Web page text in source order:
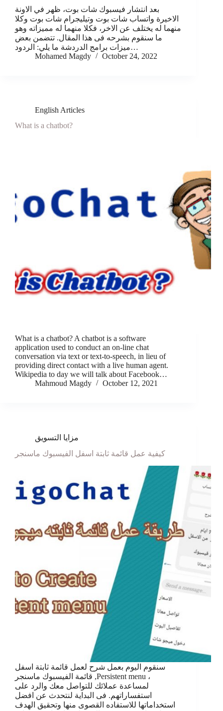
بعد انتشار فيسبوك شات بوت، ظهر في الاونة
الاخيرة واتساب شات بوت وتيليجرام شات بوت وكلا
منهما له يختلف عن الاخر، فكلا منهما له مميزاته وهو
ما سنقوم بشرحه فى هذا المقال. تتضمن بعض
ميزات برامج الدردشة ما يلي: الردود…
Mohamed Magdy
October 24, 2022
English Articles
What is a chatbot?
What is a chatbot? A chatbot is a software
application used to conduct an on-line chat
conversation via text or text-to-speech, in lieu of
providing direct contact with a live human agent.
Wikipedia to day we will talk about Facebook…
Mahmoud Magdy
October 12, 2021
مزايا التسويق
كيفية عمل قائمة ثابتة اسفل الفيسبوك ماسنجر
سنقوم اليوم بعمل شرح لعمل قائمة ثابتة اسفل
قائمة الفيسبوك ماسنجر ,Persistent menu ،
لمساعدة عملائك للتواصل معك والرد على
استفساراتهم. فى البداية لنتحدث عن افضل
استخداماتها للاستفاده القصوى منها وتحقيق الهدف